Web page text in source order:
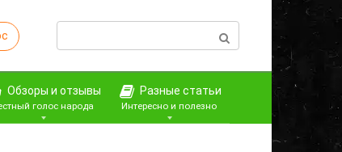
Поиск:
Обзоры и отзывы
голос народа
Разные статьи
Интересно и полезно